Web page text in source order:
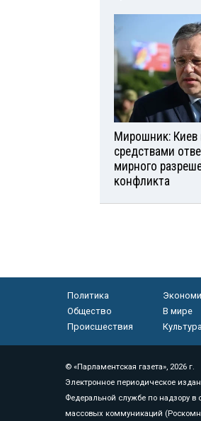
Мирошник: Киев
средствами
мирного
конфликта
Политика
Общество
В мире
Происшествия
Культура
© «Парламентская газета», 2026 г.
Электронное периодическое
Федеральной службе по надзору
массовых коммуникаций